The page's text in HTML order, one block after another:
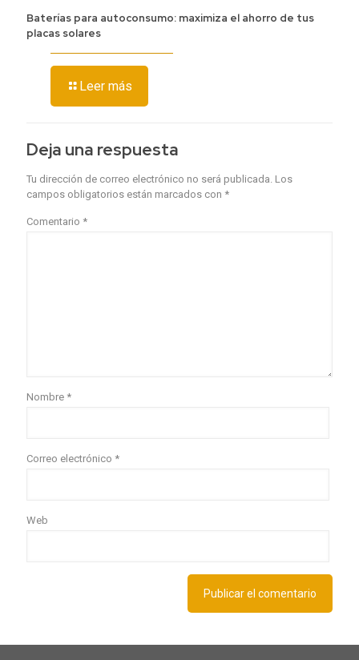
Baterías para autoconsumo: maximiza el ahorro de tus
placas solares
Leer más
Deja una respuesta
Tu dirección de correo electrónico no será publicada. Los
campos obligatorios están marcados con *
Comentario *
Nombre *
Correo electrónico *
Web